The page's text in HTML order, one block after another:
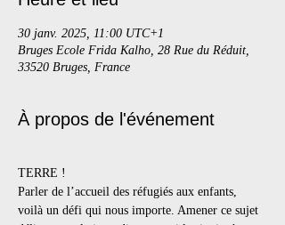
30 janv. 2025, 11:00 UTC+1
Bruges Ecole Frida Kalho, 28 Rue du Réduit,
33520 Bruges, France
À propos de l'événement
TERRE !
Parler de l’accueil des réfugiés aux enfants,
voilà un défi qui nous importe. Amener ce sujet